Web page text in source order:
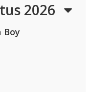
2026
Boy